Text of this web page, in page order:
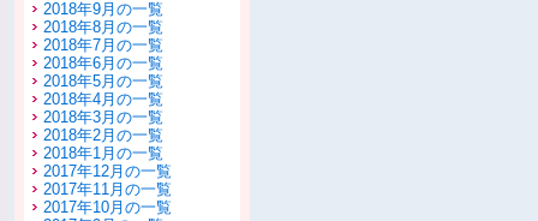
2018年9月の一覧
2018年8月の一覧
2018年7月の一覧
2018年6月の一覧
2018年5月の一覧
2018年4月の一覧
2018年3月の一覧
2018年2月の一覧
2018年1月の一覧
2017年12月の一覧
2017年11月の一覧
2017年10月の一覧